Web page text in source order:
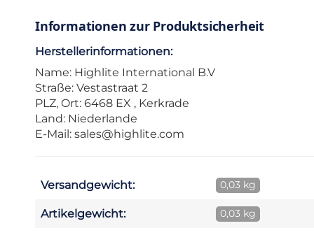
Informationen zur Produktsicherheit
Herstellerinformationen:
Name: Highlite International B.V
Straße: Vestastraat 2
PLZ, Ort: 6468 EX , Kerkrade
Land: Niederlande
E-Mail: sales@highlite.com
Versandgewicht: 0,03 kg
Artikelgewicht: 0,03 kg